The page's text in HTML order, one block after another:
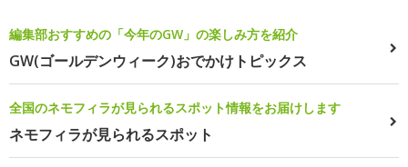
編集部おすすめの「今年のGW」の楽しみ方を紹介
GW(ゴールデンウィーク)おでかけトピックス
全国のネモフィラが見られるスポット情報をお届けします
ネモフィラが見られるスポット